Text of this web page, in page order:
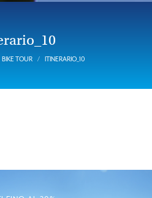
BIKE TOUR ITINERARIO_10